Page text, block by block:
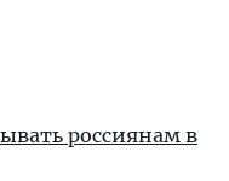
россиянам в